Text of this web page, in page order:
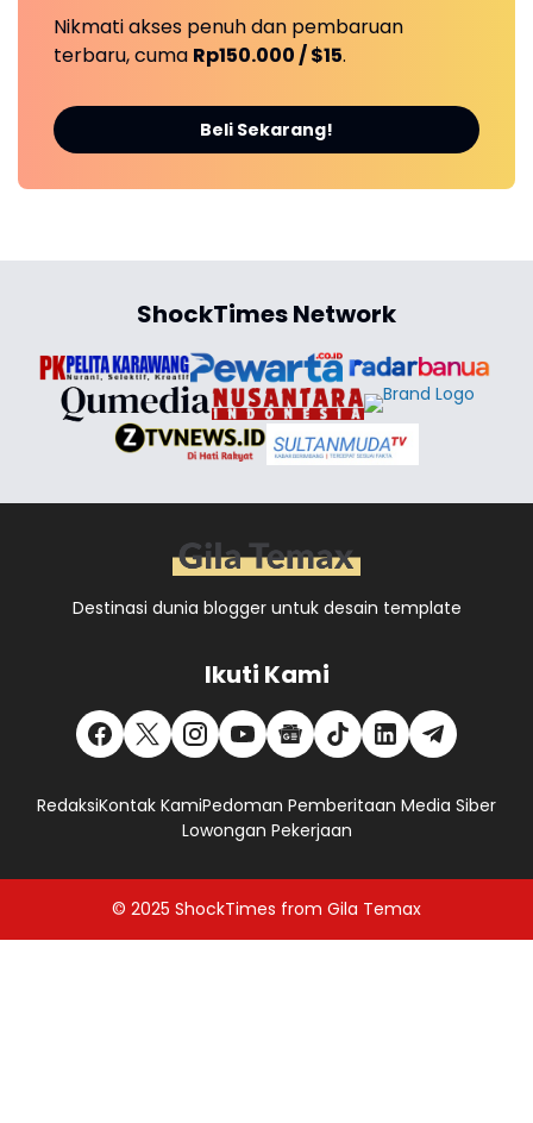
Nikmati akses penuh dan pembaruan
terbaru, cuma Rp150.000 / $15.
Beli Sekarang!
ShockTimes Network
Destinasi dunia blogger untuk desain template
Ikuti Kami
RedaksiKontak KamiPedoman Pemberitaan Media Siber
Lowongan Pekerjaan
© 2025 ShockTimes from Gila Temax